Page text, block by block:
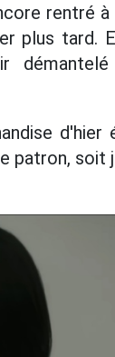
rentré à
plus tard.
patron, soit